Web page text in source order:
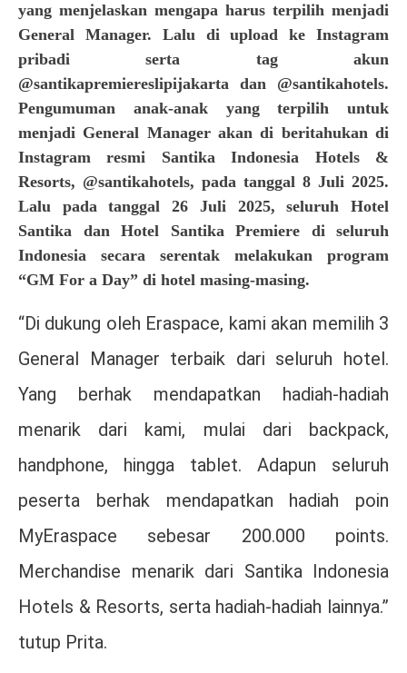
yang menjelaskan mengapa harus terpilih menjadi
General Manager. Lalu di upload ke Instagram
pribadi serta tag akun
@santikapremiereslipijakarta dan @santikahotels.
Pengumuman anak-anak yang terpilih untuk
menjadi General Manager akan di beritahukan di
Instagram resmi Santika Indonesia Hotels &
Resorts, @santikahotels, pada tanggal 8 Juli 2025.
Lalu pada tanggal 26 Juli 2025, seluruh Hotel
Santika dan Hotel Santika Premiere di seluruh
Indonesia secara serentak melakukan program
“GM For a Day” di hotel masing-masing.
“Di dukung oleh Eraspace, kami akan memilih 3
General Manager terbaik dari seluruh hotel.
Yang berhak mendapatkan hadiah-hadiah
menarik dari kami, mulai dari backpack,
handphone, hingga tablet. Adapun seluruh
peserta berhak mendapatkan hadiah poin
MyEraspace sebesar 200.000 points.
Merchandise menarik dari Santika Indonesia
Hotels & Resorts, serta hadiah-hadiah lainnya.”
tutup Prita.